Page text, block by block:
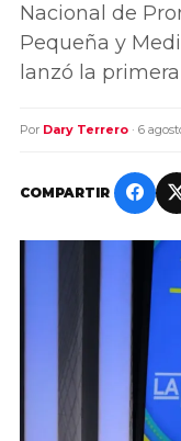
Nacional de
Pequeña y
lanzó la
Por Dary Terrero · 6
COMPARTIR